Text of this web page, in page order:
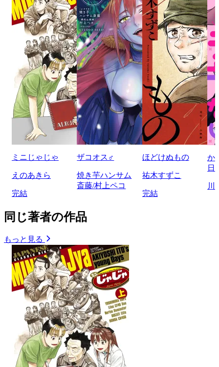
ミニじゃじゃ
えのあきら
完結
ザコオス♂
焼き芋ハンサム
斎藤/村上ペコ
ほどけぬもの
祐木すずこ
完結
か
日
川
同じ著者の作品
もっと見る